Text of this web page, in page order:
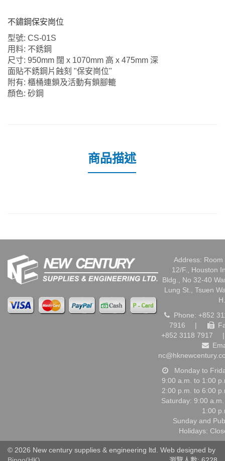
不鏽鋼保安崗位
型號: CS-01S
用料: 不銹鋼
尺寸: 950mm 闊 x 1070mm 高 x 475mm 深
面貼不銹鋼片蝕刻 "保安崗位"
附有: 櫃桶連鎖及活動有鎖腳轆
顏色: 砂鋼
商品描述
Address: Room
12/F., Houston
Bldg., No 32-40
Lung St., Tsuen
Phone: +852
7916
|
+852 3118 7917
|
Monday to
9:00 a.m. to 1:00
2:00 p.m. to 6:00
Saturday: 9:00
1:00
Sunday and
Holidays:
© 2026 New century supplies & engineering ltd. Web designed by